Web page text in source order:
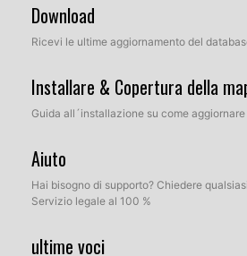
Download
Ricevi le ultime aggiornamento del
Installare & Copertura della
Guida all´installazione su come
Aiuto
Hai bisogno di supporto? Chiedere
Servizio legale al 100 %
ultime voci